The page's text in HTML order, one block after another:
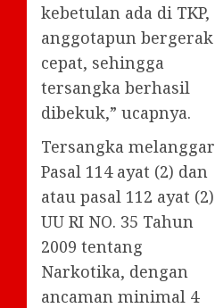
kebetulan ada di TKP,
anggotapun bergerak
cepat, sehingga
tersangka berhasil
dibekuk,” ucapnya.
Tersangka melanggar
Pasal 114 ayat (2) dan
atau pasal 112 ayat (2)
UU RI NO. 35 Tahun
2009 tentang
Narkotika, dengan
ancaman minimal 4